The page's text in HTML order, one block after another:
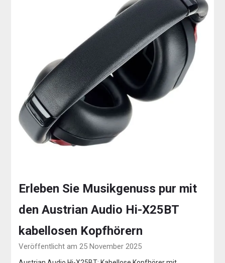
Erleben Sie Musikgenuss pur mit
den Austrian Audio Hi-X25BT
kabellosen Kopfhörern
Veröffentlicht am 25 November 2025